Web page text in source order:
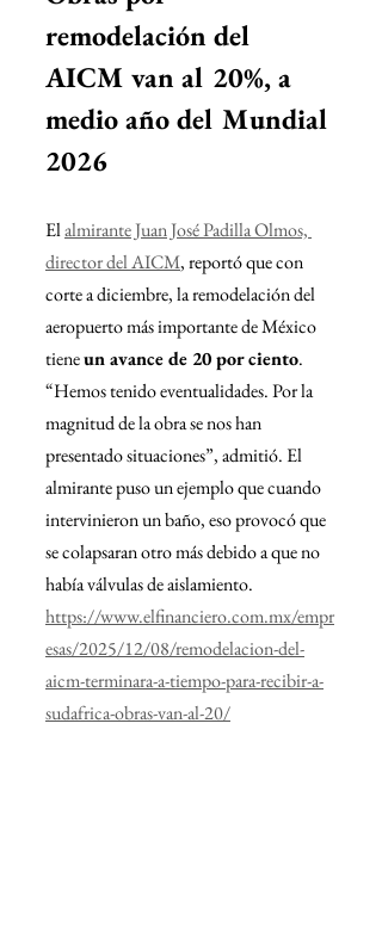
remodelación del
AICM van al 20%, a
medio año del Mundial
2026
El almirante Juan José Padilla Olmos,
director del AICM, reportó que con
corte a diciembre, la remodelación del
aeropuerto más importante de México
tiene un avance de 20 por ciento.
“Hemos tenido eventualidades. Por la
magnitud de la obra se nos han
presentado situaciones”, admitió. El
almirante puso un ejemplo que cuando
intervinieron un baño, eso provocó que
se colapsaran otro más debido a que no
había válvulas de aislamiento.
https://www.elfinanciero.com.mx/empr
esas/2025/12/08/remodelacion-del-
aicm-terminara-a-tiempo-para-recibir-a-
sudafrica-obras-van-al-20/